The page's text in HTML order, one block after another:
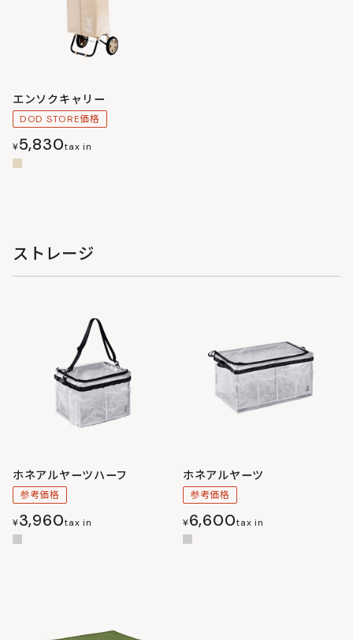
エンソクキャリー
DOD STORE価格
¥5,830tax in
ストレージ
ホネアルヤーツハーフ
参考価格
¥3,960tax in
ホネアルヤーツ
参考価格
¥6,600tax in